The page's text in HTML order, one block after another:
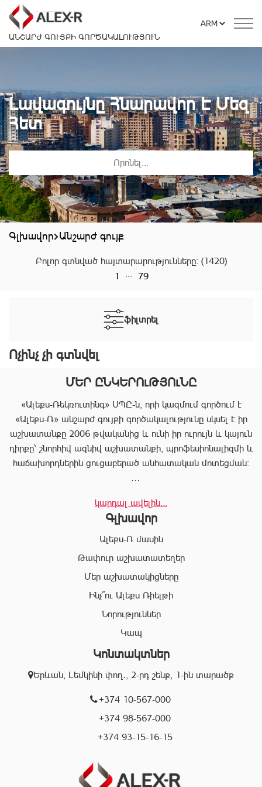
ԱՆՇԱՐԺ ԳՈՒՅՔԻ ԳՈՐԾԱԿԱԼՈՒԹՅՈՒՆ
Լավագույնը Հնարավոր Է Մեզ
Հետ
Գլխավոր Անշարժ գույք
Բոլոր գտնված հայտարարությունները: (1420)
1
... 79
ֆիլտրել
Ոչինչ չի գտնվել
ՄԵՐ ԸՆԿԵՐՈւԹՅՈւՆԸ
«Ալեքս-Ռեկռուտինգ» ՍՊԸ-ն, որի կազմում գործում է
«Ալեքս-Ռ» անշարժ գույքի գործակալությունը սկսել է իր
աշխատանքը 2006 թվականից և ունի իր ուրույն և կայուն
դիրքը՝ շնորհիվ ազնիվ աշխատանքի, պրոֆեսիոնալիզմի և
հաճախորդներին ցուցաբերած անհատական մոտեցման:
ամբողջական փաթեթ, որը թույլ է տալիս հաճախորդին
արագ իրագործել ցանկացած գործարք անշարժ գույքի
ոլորտում:
շնորհիվ՝ «Ալեքս-Ռ» ընկերության պրոֆեսիոնալ
անձնակազմը Ձեզ կօգնի իրականացնել շահավետ
գործարքներ՝ ապահովելով գործարքի գաղտնիությունը, և
զերծ մնալ գործարքի ընթացքում բարձր ռիսկերից՝
«Ալեքս-Ռ» ընկերության իրավաբանական բաժնի
աշխատակիցները կապահովեն Ձեր գործարքների
օրինականությունը, փաստաթղթերի ճշտությունը և
ծագած ցանկացած խնդիրների արագ և որակյալ
Մենք գործում ենք Երևան քաղաքի տարբեր
կատարել ճիշտ, արագ և շահավետ գործարքներ:
կարդալ ավելին...
Գլխավոր
Ալեքս-Ռ մասին
Թափուր աշխատատեղեր
Մեր աշխատակիցները
Ինչ՞ու Ալեքս Ռիելթի
Նորություններ
Կապ
Կոնտակտներ
Երևան, Լեմկինի փող․, 2-րդ շենք, 1-ին տարածք
+374 10-567-000
+374 98-567-000
+374 93-15-16-15